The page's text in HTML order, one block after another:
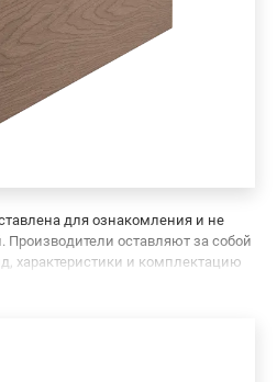
для ознакомления и не
Производители оставляют за собой
характеристики и комплектацию
продавцов и потребителей.
вам за сообщение об